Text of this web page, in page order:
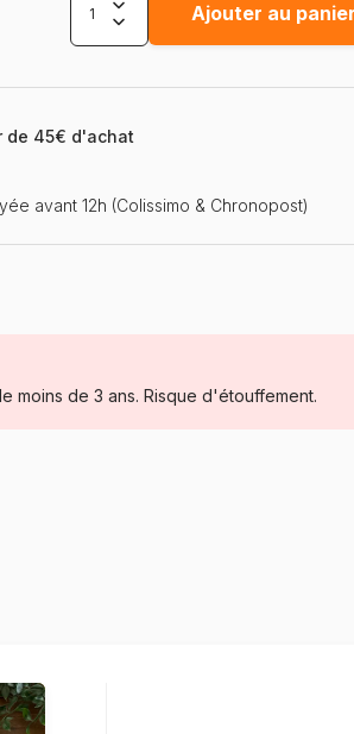
Ajouter au panier
de 45€ d'achat
avant 12h (Colissimo & Chronopost)
Puzzle pour Adultes (500 à 48.000
moins de 3 ans. Risque d'étouffement.